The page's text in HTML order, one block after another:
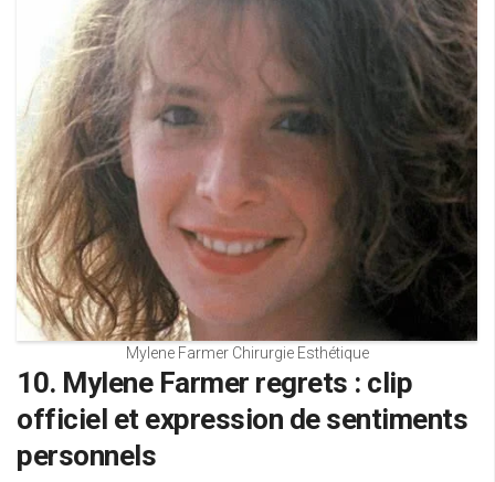
Mylene Farmer Chirurgie Esthétique
10. Mylene Farmer regrets : clip
officiel et expression de sentiments
personnels